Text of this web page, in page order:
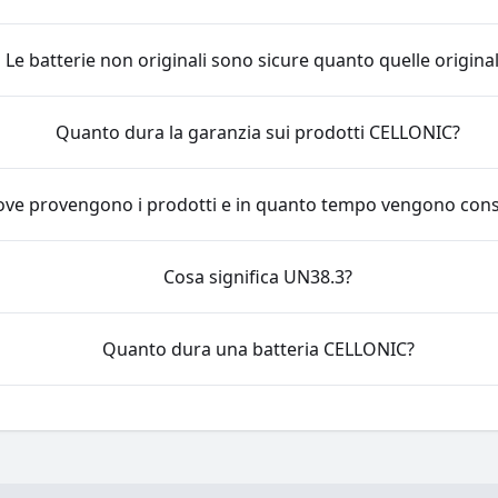
Le batterie non originali sono sicure quanto quelle
Quanto dura la garanzia sui prodotti CELLONIC?
provengono i prodotti e in quanto tempo vengono
Cosa significa UN38.3?
Quanto dura una batteria CELLONIC?